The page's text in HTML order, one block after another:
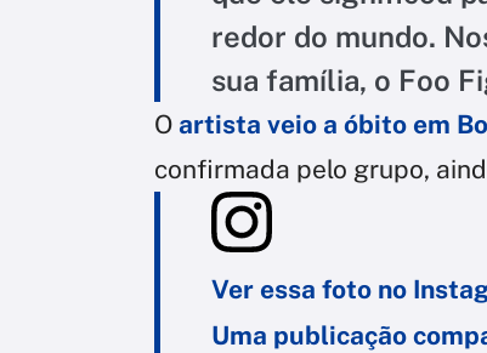
redor do mundo.
sua família, o Foo
O artista veio a óbito em
confirmada pelo grupo,
Ver essa foto no
Uma publicação